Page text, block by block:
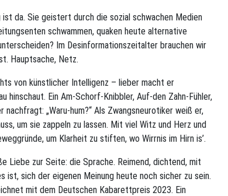
da. Sie geistert durch die sozial schwachen Medien
schwammen, quaken heute alternative
Im Desinformationszeitalter brauchen wir
Hauptsache, Netz.
von künstlicher Intelligenz – lieber macht er
hinschaut. Ein Am-Schorf-Knibbler, Auf-den Zahn-Fühler,
„Waru-hum?“ Als Zwangsneurotiker weiß er,
um sie zappeln zu lassen. Mit viel Witz und Herz und
um Klarheit zu stiften, wo Wirrnis im Hirn is’.
Liebe zur Seite: die Sprache. Reimend, dichtend, mit
sich der eigenen Meinung heute noch sicher zu sein.
mit dem Deutschen Kabarettpreis 2023. Ein